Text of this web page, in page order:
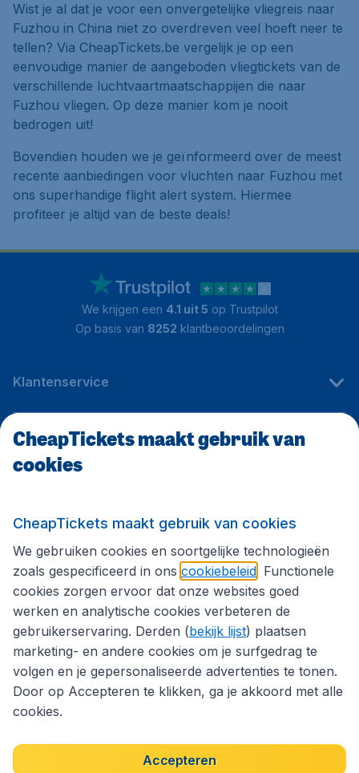
Wist je al dat je voor een onvergetelijke vliegreis naar
Fuzhou in China niet zo overdreven veel hoeft neer te
tellen? Via CheapTickets.be vergelijk je op een
eenvoudige manier de aangeboden vliegtickets van de
verschillende luchtvaartmaatschappijen die naar
Fuzhou vliegen. Op deze manier kom je nooit
bedrogen uit!
Bovendien houden we je geïnformeerd over de meest
recente aanbiedingen voor vluchten naar Fuzhou met
ons superhandige flight alert system. Hiermee
profiteer je altijd van de beste deals!
We krijgen een 4.1 uit 5 op Trustpilot
Op basis van 8252 klantbeoordelingen
Klantenservice
CheapTickets.be
Volg CheapTickets.be
Privacybeleid
CheapTickets maakt gebruik van
cookies
CheapTickets maakt gebruik van cookies
We gebruiken cookies en soortgelijke technologieën
zoals gespecificeerd in ons cookiebeleid . Functionele
cookies zorgen ervoor dat onze websites goed
werken en analytische cookies verbeteren de
gebruikerservaring. Derden (bekijk lijst) plaatsen
marketing- en andere cookies om je surfgedrag te
volgen en je gepersonaliseerde advertenties te tonen.
Door op Accepteren te klikken, ga je akkoord met alle
cookies.
Accepteren